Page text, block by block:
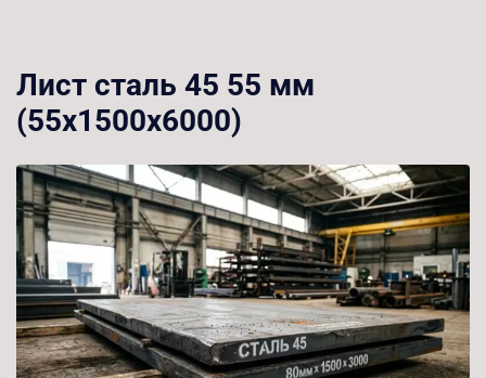
Лист сталь 45 55 мм
(55х1500х6000)